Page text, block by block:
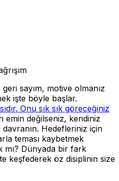
sayım, motive olmanız
işte böyle başlar.
Onu sık sık göreceğiniz
emin değilseniz, kendiniz
Hedefleriniz için
teması kaybetmek
mı? Dünyada bir fark
keşfederek öz disiplinin size